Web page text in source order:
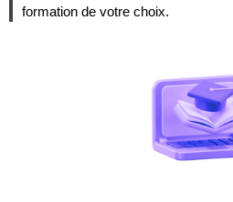
formation de votre choix.